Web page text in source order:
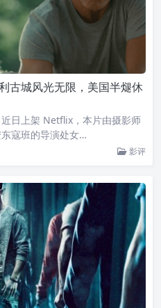
古城风光无限，美国半煺休
日上架 Netflix，本片由摄影师
寇班的导演处女…
影评